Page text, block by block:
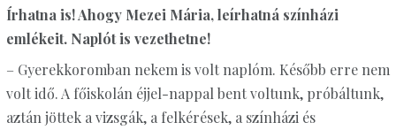
Írhatna is! Ahogy Mezei Mária, leírhatná színházi
emlékeit. Naplót is vezethetne!
– Gyerekkoromban nekem is volt naplóm. Később erre nem
volt idő. A főiskolán éjjel-nappal bent voltunk, próbáltunk,
aztán jöttek a vizsgák, a felkérések, a színházi és